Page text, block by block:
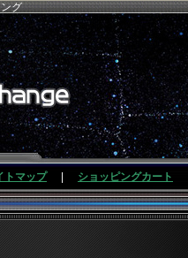
グ
トマップ ショッピングカート